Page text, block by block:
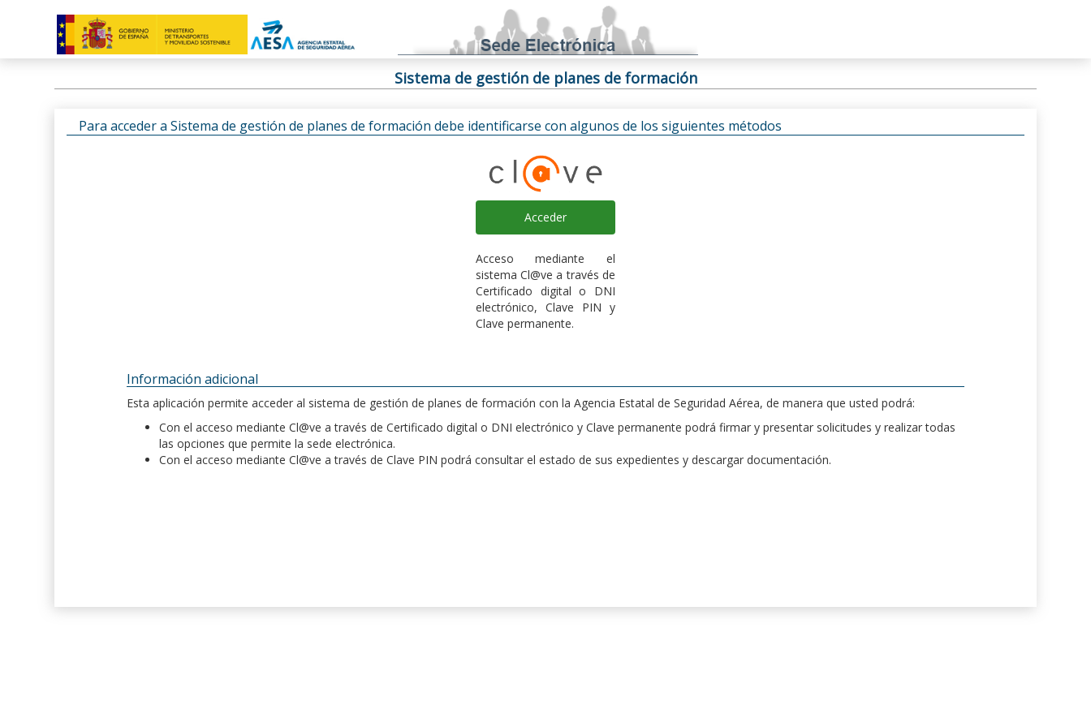
Sistema de gestión de planes de formación
Para acceder a Sistema de gestión de planes de formación debe identificarse con algunos de los siguientes métodos
Acceder
Acceso mediante el
sistema Cl@ve a través de
Certificado digital o DNI
electrónico, Clave PIN y
Clave permanente.
Información adicional
Esta aplicación permite acceder al sistema de gestión de planes de formación con la Agencia Estatal de Seguridad Aérea, de manera que usted podrá:
Con el acceso mediante Cl@ve a través de Certificado digital o DNI electrónico y Clave permanente podrá firmar y presentar solicitudes y realizar todas
las opciones que permite la sede electrónica.
Con el acceso mediante Cl@ve a través de Clave PIN podrá consultar el estado de sus expedientes y descargar documentación.